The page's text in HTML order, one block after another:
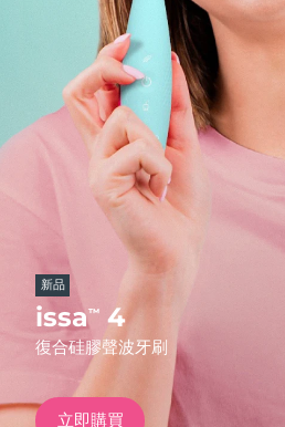
新品
issa™ 4
復合硅膠聲波牙刷
立即購買
FAQ™ Dual LED Panel
熱門產品
特別優惠
發貨國家
美國
西班牙
澳洲
法國
德國
加拿大